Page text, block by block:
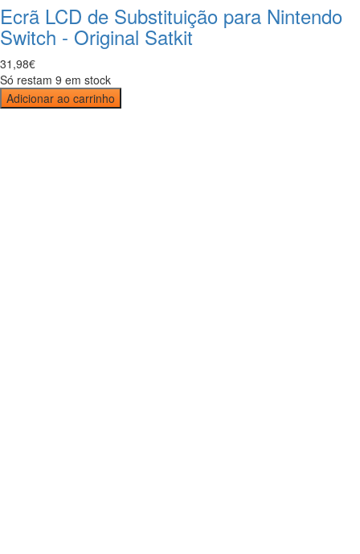
Ecrã LCD de Substituição para Nintendo
Switch - Original Satkit
31 ,98€
Só restam 9 em stock
Adicionar ao carrinho